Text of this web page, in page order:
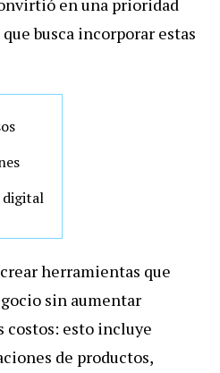
en una prioridad
busca incorporar estas
digital
herramientas que
sin aumentar
esto incluye
de productos,